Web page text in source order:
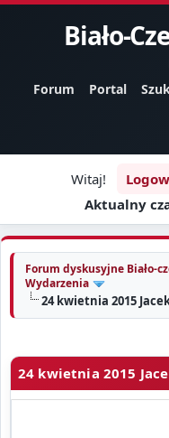
Biało-
Forum Portal
Witaj!
Aktualny
Forum dyskusyjne Biało-
Wydarzenia
24 kwietnia 2015
24 kwietnia 2015